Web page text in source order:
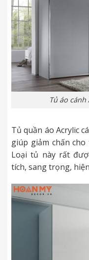
Tủ áo
Tủ quần áo Acrylic
giúp giảm chấn
Loại tủ này rất
tích, sang trọng,